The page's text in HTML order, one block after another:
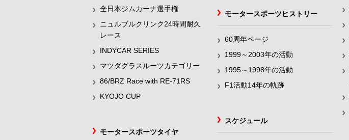
全日本ジムカーナ選手権
ニュルブルクリンク24時間耐久
レース
INDYCAR SERIES
マツダグラスルーツカテゴリー
86/BRZ Race with RE-71RS
KYOJO CUP
モータースポーツヒストリー
60周年ページ
1999～2003年の活動
1995～1998年の活動
F1活動14年の軌跡
スケジュール
モータースポーツタイヤ